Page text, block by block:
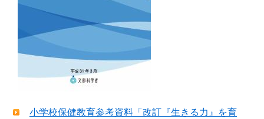
小学校保健教育参考資料「改訂『生きる力』を育